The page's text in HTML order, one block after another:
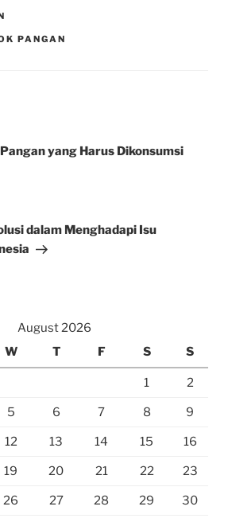
PANGAN
yang Harus Dikonsumsi
dalam Menghadapi Isu
August 2026
W T F S S
1 2
5 6 7 8 9
12 13 14 15 16
19 20 21 22 23
26 27 28 29 30